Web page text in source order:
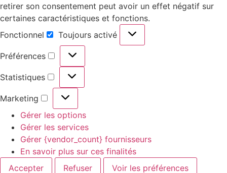
retirer son consentement peut avoir un effet négatif sur
certaines caractéristiques et fonctions.
Fonctionnel
Fonctionnel
Toujours activé
Préférences
Préférences
Statistiques
Statistiques
Marketing
Marketing
Gérer les options
Gérer les services
Gérer {vendor_count} fournisseurs
En savoir plus sur ces finalités
Accepter
Refuser Voir les préférences